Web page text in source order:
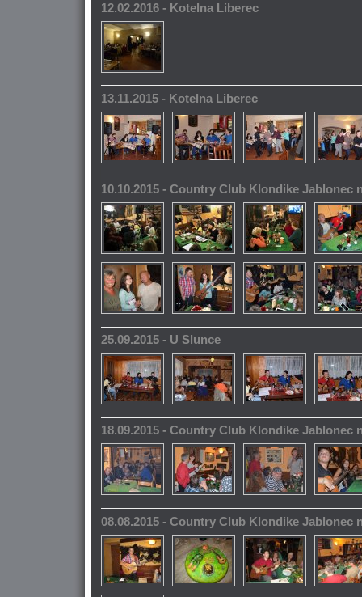
12.02.2016 - Kotelna Liberec
13.11.2015 - Kotelna Liberec
10.10.2015 - Country Club Klondike Jablonec
25.09.2015 - U Slunce
18.09.2015 - Country Club Klondike Jablonec
08.08.2015 - Country Club Klondike Jablonec